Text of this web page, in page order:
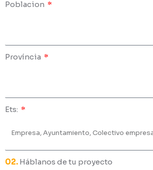
Poblacion
Província
Ets:
02. Háblanos de tu proyecto